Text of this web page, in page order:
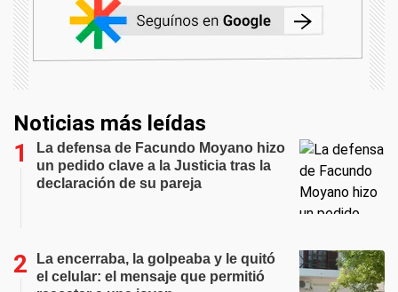
Noticias más leídas
La defensa de Facundo Moyano hizo
un pedido clave a la Justicia tras la
declaración de su pareja
La encerraba, la golpeaba y le quitó
el celular: el mensaje que permitió